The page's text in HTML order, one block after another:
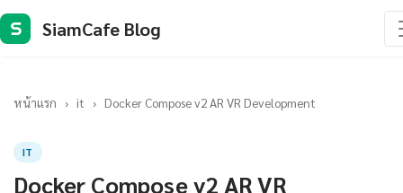
S SiamCafe Blog
หน้าแรก › it › Docker Compose v2 AR VR Development
IT
Docker Compose v2 AR VR